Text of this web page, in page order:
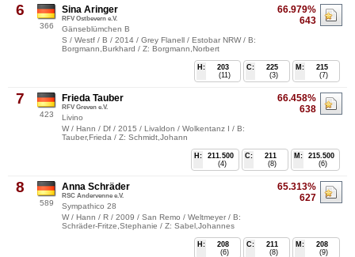
6
366
66.979%
643
Sina Aringer
RFV Ostbevern e.V.
Gänseblümchen B
S / Westf / B / 2014 / Grey Flanell / Estobar NRW / B:
Borgmann,Burkhard / Z: Borgmann,Norbert
M:
215
(7)
C:
225
(3)
H:
203
(11)
7
423
66.458%
638
Frieda Tauber
RFV Greven e.V.
Livino
W / Hann / Df / 2015 / Livaldon / Wolkentanz I / B:
Tauber,Frieda / Z: Schmidt,Johann
M:
215.500
(6)
C:
211
(8)
H:
211.500
(4)
8
589
65.313%
627
Anna Schräder
RSC Andervenne e.V.
Sympathico 28
W / Hann / R / 2009 / San Remo / Weltmeyer / B:
Schräder-Fritze,Stephanie / Z: Sabel,Johannes
M:
208
(9)
C:
211
(8)
H:
208
(6)